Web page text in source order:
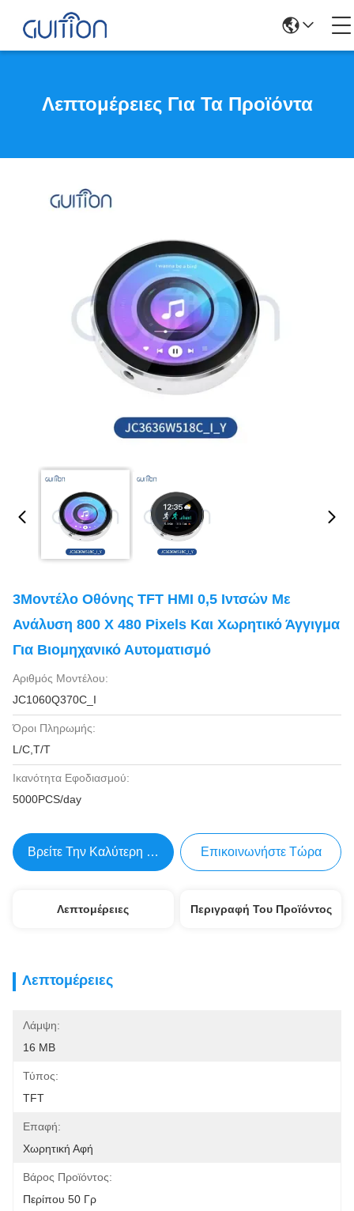
Λεπτομέρειες Για Τα Προϊόντα
3Μοντέλο Οθόνης TFT HMI 0,5 Ιντσών Με
Ανάλυση 800 X 480 Pixels Και Χωρητικό Άγγιγμα
Για Βιομηχανικό Αυτοματισμό
Αριθμός Μοντέλου:
JC1060Q370C_I
Όροι Πληρωμής:
L/C,T/T
Ικανότητα Εφοδιασμού:
5000PCS/day
Βρείτε Την Καλύτερη Τιμή Επικοινωνήστε Τώρα
Λεπτομέρειες Περιγραφή Του Προϊόντος
Λεπτομέρειες
Λάμψη:
16 MB
Τύπος:
TFT
Επαφή:
Χωρητική Αφή
Βάρος Προϊόντος:
Περίπου 50 Γρ